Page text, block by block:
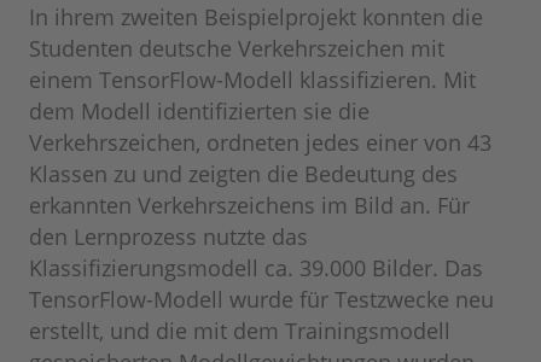
In ihrem zweiten Beispielprojekt konnten die
Studenten deutsche Verkehrszeichen mit
einem TensorFlow-Modell klassifizieren. Mit
dem Modell identifizierten sie die
Verkehrszeichen, ordneten jedes einer von 43
Klassen zu und zeigten die Bedeutung des
erkannten Verkehrszeichens im Bild an. Für
den Lernprozess nutzte das
Klassifizierungsmodell ca. 39.000 Bilder. Das
TensorFlow-Modell wurde für Testzwecke neu
erstellt, und die mit dem Trainingsmodell